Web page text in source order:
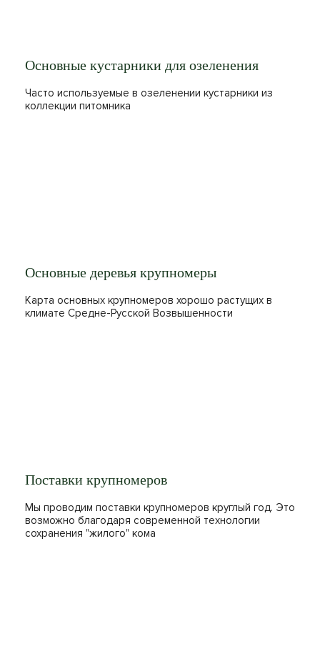
Основные кустарники для озеленения
Часто используемые в озеленении кустарники из
коллекции питомника
Основные деревья крупномеры
Карта основных крупномеров хорошо растущих в
климате Средне-Русской Возвышенности
Поставки крупномеров
Мы проводим поставки крупномеров круглый год. Это
возможно благодаря современной технологии
сохранения "жилого" кома